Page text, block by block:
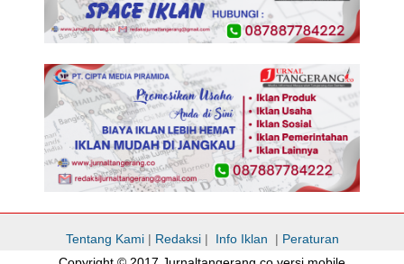
Tentang Kami| Redaksi| Info Iklan | Peraturan